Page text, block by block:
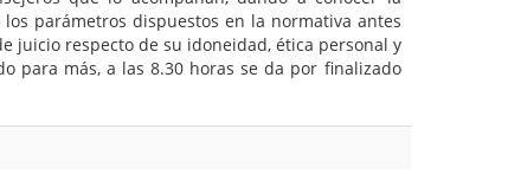
parámetros dispuestos en la normativa antes
juicio respecto de su idoneidad, ética personal y
para más, a las 8.30 horas se da por finalizado